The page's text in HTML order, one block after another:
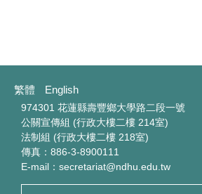
繁體 English
974301 花蓮縣壽豐鄉大學路二段一號
公關宣傳組 (行政大樓二樓 214室)
法制組 (行政大樓二樓 218室)
傳真：886-3-8900111
E-mail：secretariat@ndhu.edu.tw